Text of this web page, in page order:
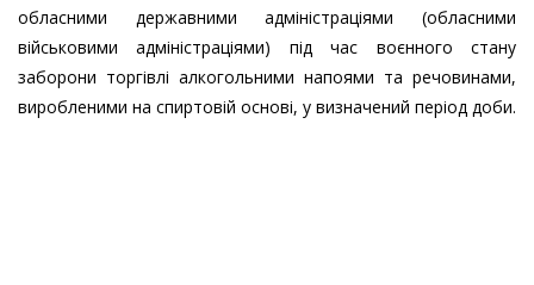
обласними державними адміністраціями (обласними
військовими адміністраціями) під час воєнного стану
заборони торгівлі алкогольними напоями та речовинами,
виробленими на спиртовій основі, у визначений період доби.